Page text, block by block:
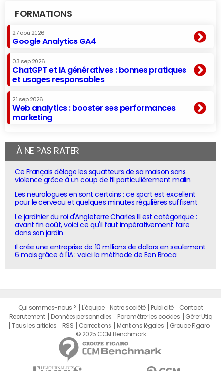
FORMATIONS
27 aoû 2026
Google Analytics GA4
03 sep 2026
ChatGPT et IA génératives : bonnes pratiques
et usages responsables
21 sep 2026
Web analytics : booster ses performances
marketing
À NE PAS RATER
Ce Français déloge les squatteurs de sa maison sans
violence grâce à un coup de fil particulièrement malin
Les neurologues en sont certains : ce sport est excellent
pour le cerveau et quelques minutes régulières suffisent
Le jardinier du roi d'Angleterre Charles III est catégorique :
avant fin août, voici ce qu'il faut impérativement faire
dans son jardin
Il crée une entreprise de 10 millions de dollars en seulement
6 mois grâce à l'IA : voici la méthode de Ben Broca
Qui sommes-nous ? L'équipe Notre société Publicité
Contact
Recrutement
Données personnelles Paramétrer les cookies
Gérer Utiq
Tous les articles
RSS Corrections Mentions légales
Groupe Figaro
© 2025 CCM Benchmark